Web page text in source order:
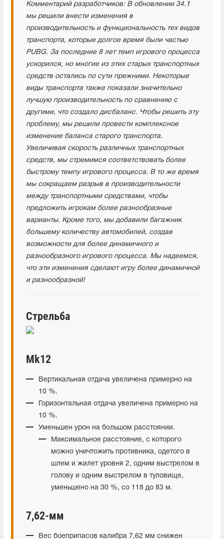
Комментарий разработчиков: В обновлении 34.1
мы решили внести изменения в
производительность и функциональность тех видов
транспорта, которые долгое время были частью
PUBG. За последние 8 лет темп игрового процесса
ускорился, но многие из этих старых транспортных
средств остались по сути прежними. Некоторые
виды транспорта также показали значительно
лучшую производительность по сравнению с
другими, что создало дисбаланс. Чтобы решить эту
проблему, мы решили провести комплексное
изменение баланса старого транспорта.
Увеличивая скорость различных транспортных
средств, мы стремимся соответствовать более
быстрому темпу игрового процесса. В то же время
мы сокращаем разрыв в производительности
между транспортными средствами, чтобы
предложить игрокам более разнообразные
варианты. Кроме того, мы добавили багажник
большему количеству автомобилей, создав
возможности для более динамичного и
разнообразного игрового процесса. Мы надеемся,
что эти изменения сделают игру более динамичной
и разнообразной!
Стрельба
Mk12
Вертикальная отдача увеличена примерно на
10 %.
Горизонтальная отдача увеличена примерно на
10 %.
Уменьшен урон на большом расстоянии.
Максимальное расстояние, с которого
можно уничтожить противника, одетого в
шлем и жилет уровня 2, одним выстрелом в
голову и одним выстрелом в туловище,
уменьшено на 30 %, со 118 до 83 м.
7,62-мм
Вес боеприпасов калибра 7,62 мм снижен